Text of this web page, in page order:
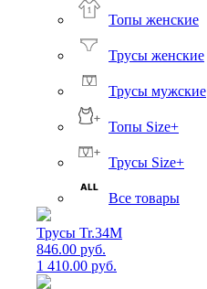
Топы женские
Трусы женские
Трусы мужские
Топы Size+
Трусы Size+
Все товары
Трусы Tr.34M
846.00 руб.
1 410.00 руб.